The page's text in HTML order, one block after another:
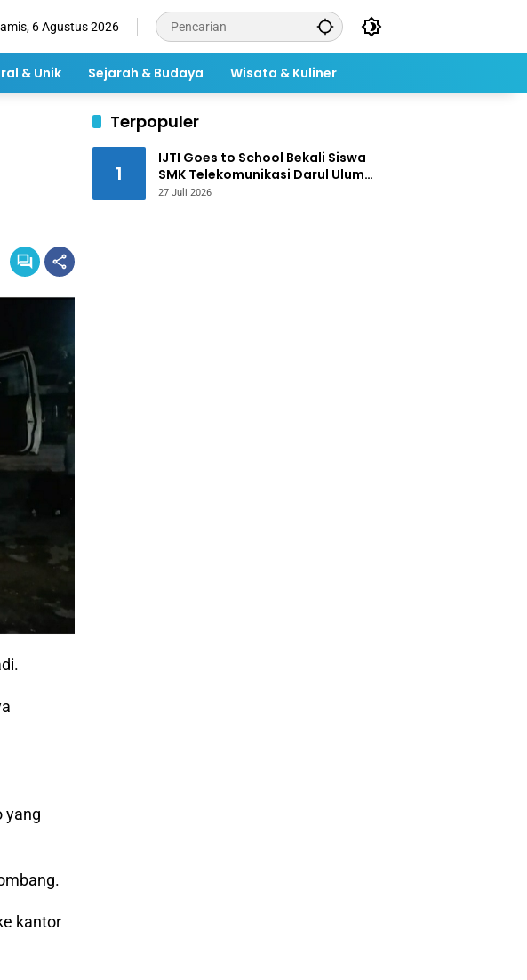
6 Agustus 2026
& Unik Sejarah & Budaya Wisata & Kuliner
yang
kantor
Terpopuler
1
IJTI Goes to School Bekali Siswa
SMK Telekomunikasi Darul Ulum
Jombang Kuasai Jurnalistik
27 Juli 2026